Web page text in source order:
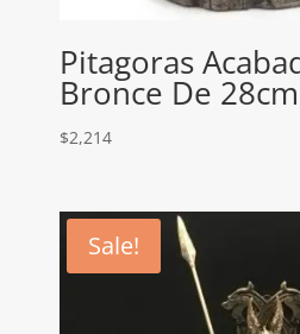
Pitagoras
Bronce De
$2,214
Sale!